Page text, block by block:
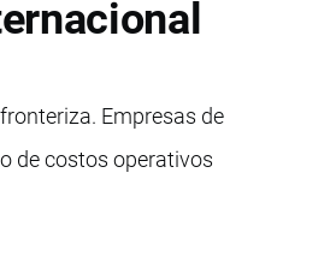
Empresas de
de costos operativos